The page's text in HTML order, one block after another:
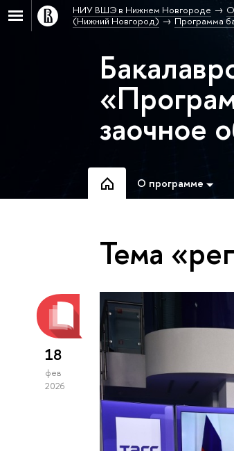
НИУ ВШЭ в Нижнем Новгороде
(Нижний Новгород)
Программа
заочное
О программе
Тема
18
фев
2026